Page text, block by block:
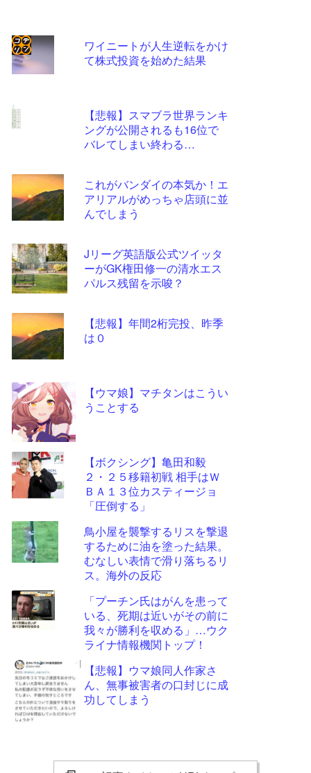
ワイニートが人生逆転をかけ
て株式投資を始めた結果
【悲報】スマブラ世界ランキ
ングが公開されるも16位で
バレてしまい終わる…
これがバンダイの本気か！エ
アリアルがめっちゃ店頭に並
んでしまう
Jリーグ英語版公式ツイッタ
ーがGK権田修一の清水エス
パルス残留を示唆？
【悲報】年間2桁完投、昨季
は０
【ウマ娘】マチタンはこうい
うことする
【ボクシング】亀田和毅
２・２５移籍初戦 相手はＷ
ＢＡ１３位カスティージョ
「圧倒する」
鳥小屋を襲撃するリスを撃退
するために油を塗った結果。
むなしい表情で滑り落ちるリ
ス。海外の反応
「プーチン氏はがんを患って
いる、死期は近いがその前に
我々が勝利を収める」…ウク
ライナ情報機関トップ！
【悲報】ウマ娘同人作家さ
ん、無事被害者の口封じに成
功してしまう
コテ
- 固
定リ
ツー
ル